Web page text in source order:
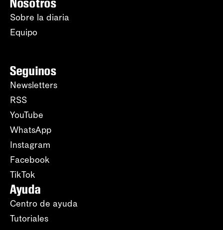
Nosotros
Sobre la diaria
Equipo
Seguinos
Newsletters
RSS
YouTube
WhatsApp
Instagram
Facebook
TikTok
Ayuda
Centro de ayuda
Tutoriales